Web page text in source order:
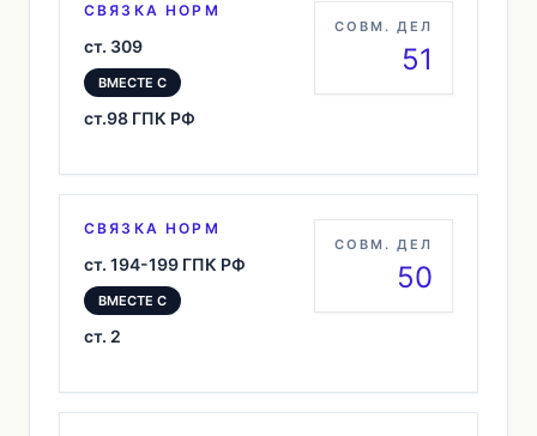
СВЯЗКА НОРМ
ст. 309
ВМЕСТЕ С
ст.98 ГПК РФ
СОВМ. ДЕЛ
51
СВЯЗКА НОРМ
ст. 194-199 ГПК РФ
ВМЕСТЕ С
ст. 2
СОВМ. ДЕЛ
50